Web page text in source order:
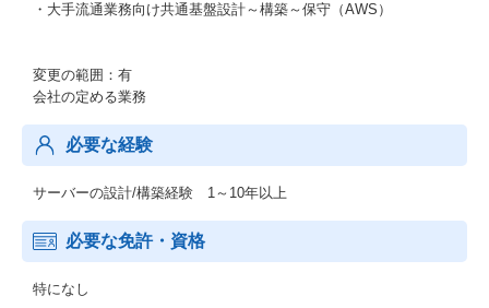
・大手流通業務向け共通基盤設計～構築～保守（AWS）
変更の範囲：有
会社の定める業務
必要な経験
サーバーの設計/構築経験 1～10年以上
必要な免許・資格
特になし